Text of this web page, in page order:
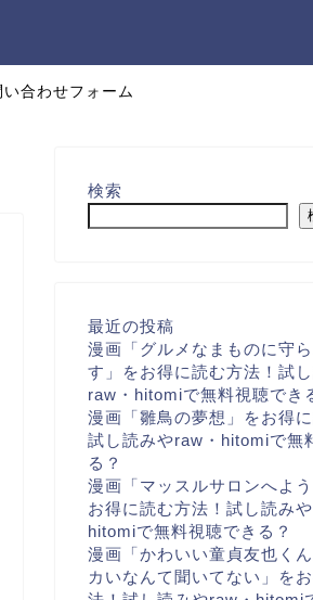
い合わせフォーム
検索
最近の投稿
漫画「グルメなまものに守
す」をお得に読む方法！試
raw・hitomiで無料視聴でき
漫画「雛鳥の夢想」をお得に
試し読みやraw・hitomiで無
る？
漫画「マッスルサロンへよ
お得に読む方法！試し読みや
hitomiで無料視聴できる？
漫画「かわいい童貞友也く
カいなんて聞いてない」を